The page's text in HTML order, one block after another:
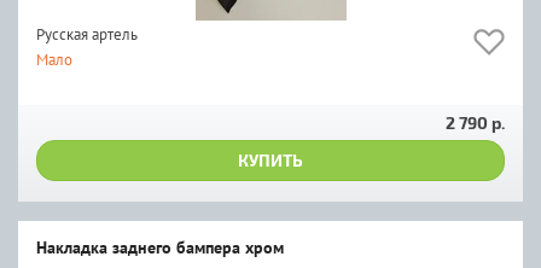
Русская артель
Мало
2 790 р.
КУПИТЬ
Накладка заднего бампера хром